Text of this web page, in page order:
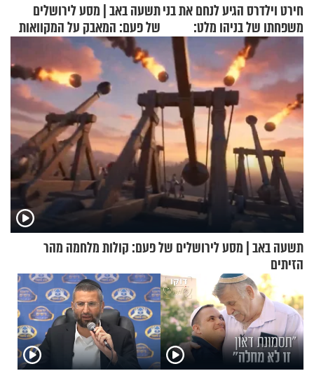
חירט וילדרס הגיע לנחם את בני
משפחתו של בניהו מלט:
"מיליונים באירופה תומכים
בכם"
תשעה באב | מסע לירושלים
של פעם: המאבק על המקוואות
תשעה באב | מסע לירושלים של פעם: קולות מלחמה מהר
הזיתים